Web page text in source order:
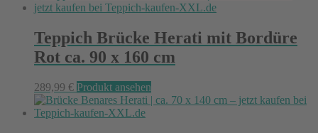
Teppich Brücke Herati mit Bordüre
Rot ca. 90 x 160 cm
289,99 € Produkt ansehen